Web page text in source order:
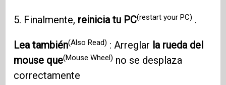
5. Finalmente, reinicia tu PC(restart your PC) .
Lea también(Also Read) : Arreglar la rueda del
mouse que(Mouse Wheel) no se desplaza
correctamente